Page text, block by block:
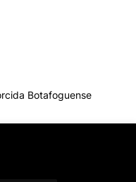
Botafoguense